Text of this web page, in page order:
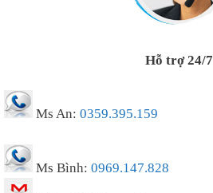
Hỗ trợ 24/7
Ms An: 0359.395.159
Ms Bình: 0969.147.828